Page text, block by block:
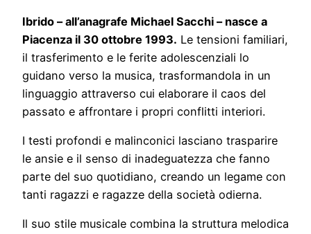
Ibrido – all’anagrafe Michael Sacchi – nasce a
Piacenza il 30 ottobre 1993. Le tensioni familiari,
il trasferimento e le ferite adolescenziali lo
guidano verso la musica, trasformandola in un
linguaggio attraverso cui elaborare il caos del
passato e affrontare i propri conflitti interiori.
I testi profondi e malinconici lasciano trasparire
le ansie e il senso di inadeguatezza che fanno
parte del suo quotidiano, creando un legame con
tanti ragazzi e ragazze della società odierna.
Il suo stile musicale combina la struttura melodica